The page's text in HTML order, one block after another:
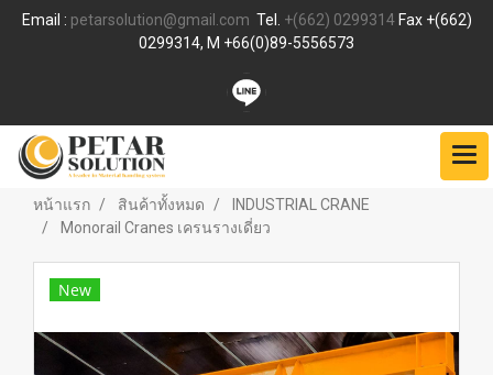
Email : petarsolution@gmail.com Tel. +(662) 0299314Fax +(662)
0299314, M +66(0)89-5556573
หน้าแรก สินค้าทั้งหมด
INDUSTRIAL CRANE
Monorail Cranes เครนรางเดี่ยว
New